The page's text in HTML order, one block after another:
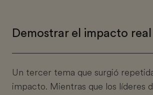
Demostrar el impacto real
Un tercer tema que surgió
impacto. Mientras que los líderes